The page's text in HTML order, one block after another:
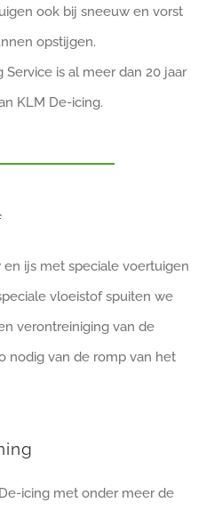
ook bij sneeuw en vorst
opstijgen.
Service is al meer dan 20 jaar
KLM De-icing.
ijs met speciale voertuigen
vloeistof spuiten we
verontreiniging van de
nodig van de romp van het
icing met onder meer de